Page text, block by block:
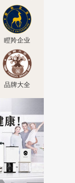
瞪羚企业
品牌大全